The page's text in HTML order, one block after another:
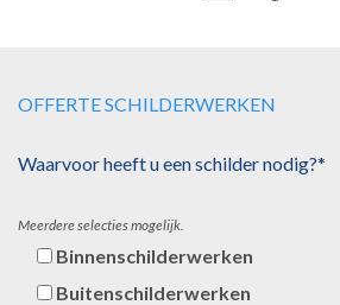
OFFERTE SCHILDERWERKEN
Waarvoor heeft u een schilder nodig?*
Meerdere selecties mogelijk.
Binnenschilderwerken
Buitenschilderwerken